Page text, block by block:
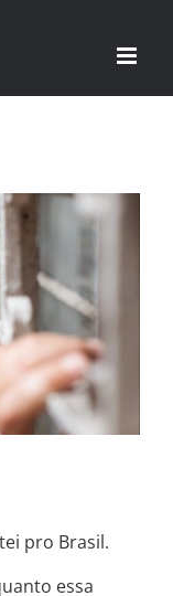
EM MIM
pro Brasil.
essa